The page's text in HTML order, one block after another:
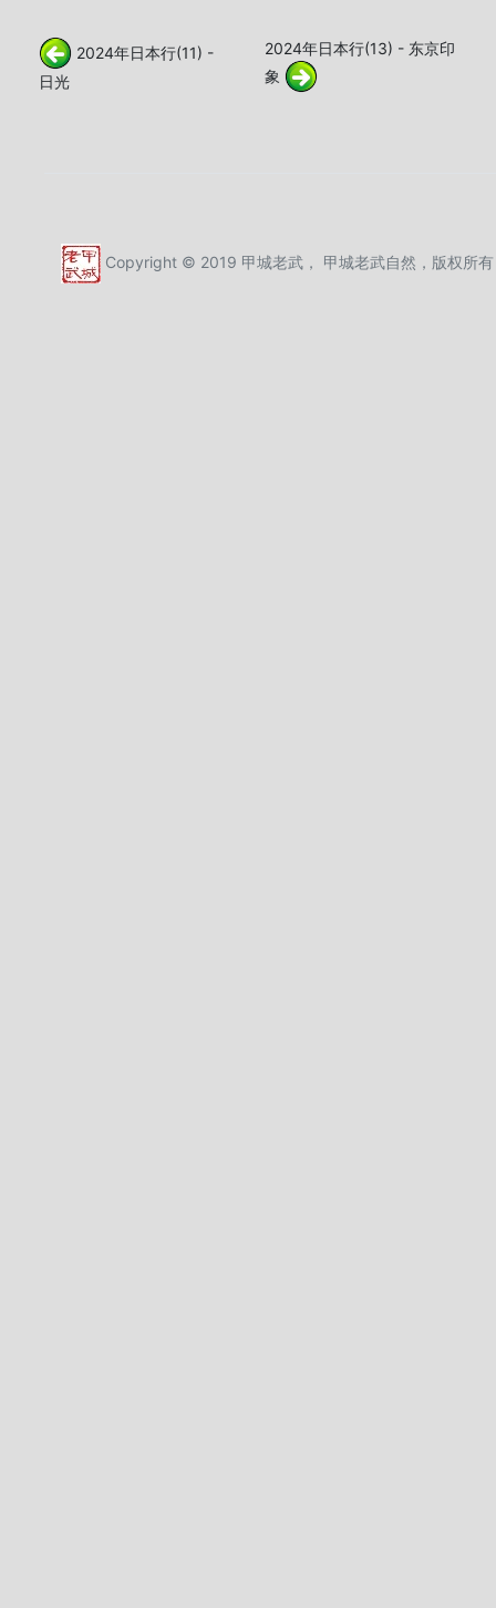
2024年日本行(11) -
日光
2024年日本行(13) - 东京印
象
Copyright © 2019 甲城老武， 甲城老武自然，版权所